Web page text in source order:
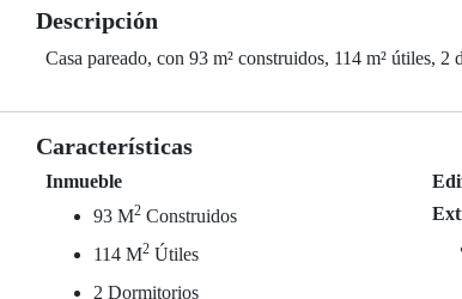
Descripción
Casa pareado, con 93 m² construidos, 114 m² útiles,
Características
Inmueble
93 M2 Construidos
114 M2 Útiles
2 Dormitorios